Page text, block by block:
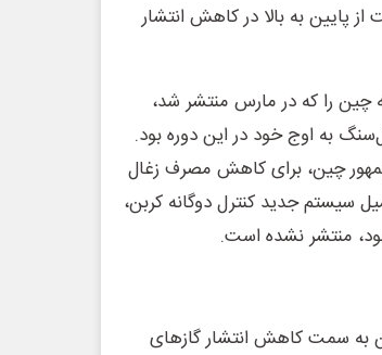
از پایین به بالا در کاهش انتشار
را که در مارس منتشر شد،
به اوج خود در این دوره بود.
چین، برای کاهش مصرف زغال
سیستم جدید کنترل دوگانه کربن،
منتشر نشده است.
به سمت کاهش انتشار گازهای